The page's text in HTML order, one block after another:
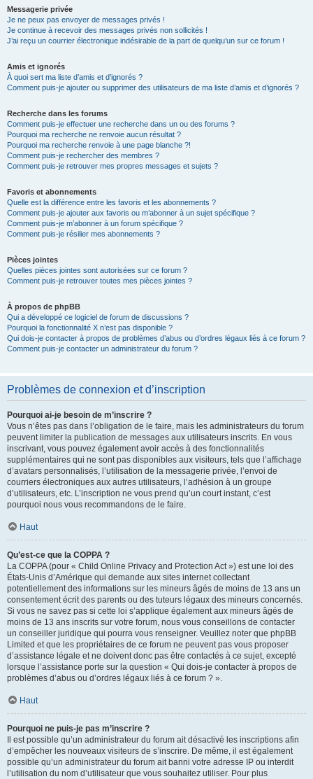
Messagerie privée
Je ne peux pas envoyer de messages privés !
Je continue à recevoir des messages privés non sollicités !
J’ai reçu un courrier électronique indésirable de la part de quelqu’un sur ce forum !
Amis et ignorés
À quoi sert ma liste d’amis et d’ignorés ?
Comment puis-je ajouter ou supprimer des utilisateurs de ma liste d’amis et d’ignorés ?
Recherche dans les forums
Comment puis-je effectuer une recherche dans un ou des forums ?
Pourquoi ma recherche ne renvoie aucun résultat ?
Pourquoi ma recherche renvoie à une page blanche ?!
Comment puis-je rechercher des membres ?
Comment puis-je retrouver mes propres messages et sujets ?
Favoris et abonnements
Quelle est la différence entre les favoris et les abonnements ?
Comment puis-je ajouter aux favoris ou m’abonner à un sujet spécifique ?
Comment puis-je m’abonner à un forum spécifique ?
Comment puis-je résilier mes abonnements ?
Pièces jointes
Quelles pièces jointes sont autorisées sur ce forum ?
Comment puis-je retrouver toutes mes pièces jointes ?
À propos de phpBB
Qui a développé ce logiciel de forum de discussions ?
Pourquoi la fonctionnalité X n’est pas disponible ?
Qui dois-je contacter à propos de problèmes d’abus ou d’ordres légaux liés à ce forum ?
Comment puis-je contacter un administrateur du forum ?
Problèmes de connexion et d’inscription
Pourquoi ai-je besoin de m’inscrire ?
Vous n’êtes pas dans l’obligation de le faire, mais les administrateurs du forum
peuvent limiter la publication de messages aux utilisateurs inscrits. En vous
inscrivant, vous pouvez également avoir accès à des fonctionnalités
supplémentaires qui ne sont pas disponibles aux visiteurs, tels que l’affichage
d’avatars personnalisés, l’utilisation de la messagerie privée, l’envoi de
courriers électroniques aux autres utilisateurs, l’adhésion à un groupe
d’utilisateurs, etc. L’inscription ne vous prend qu’un court instant, c’est
pourquoi nous vous recommandons de le faire.
Haut
Qu’est-ce que la COPPA ?
La COPPA (pour « Child Online Privacy and Protection Act ») est une loi des
États-Unis d’Amérique qui demande aux sites internet collectant
potentiellement des informations sur les mineurs âgés de moins de 13 ans un
consentement écrit des parents ou des tuteurs légaux des mineurs concernés.
Si vous ne savez pas si cette loi s’applique également aux mineurs âgés de
moins de 13 ans inscrits sur votre forum, nous vous conseillons de contacter
un conseiller juridique qui pourra vous renseigner. Veuillez noter que phpBB
Limited et que les propriétaires de ce forum ne peuvent pas vous proposer
d’assistance légale et ne doivent donc pas être contactés à ce sujet, excepté
lorsque l’assistance porte sur la question « Qui dois-je contacter à propos de
problèmes d’abus ou d’ordres légaux liés à ce forum ? ».
Haut
Pourquoi ne puis-je pas m’inscrire ?
Il est possible qu’un administrateur du forum ait désactivé les inscriptions afin
d’empêcher les nouveaux visiteurs de s’inscrire. De même, il est également
possible qu’un administrateur du forum ait banni votre adresse IP ou interdit
l’utilisation du nom d’utilisateur que vous souhaitez utiliser. Pour plus